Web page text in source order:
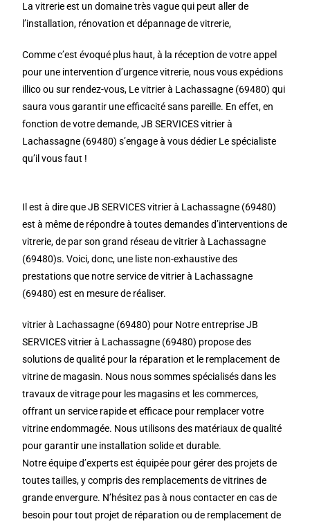
La vitrerie est un domaine très vague qui peut aller de
l’installation, rénovation et dépannage de vitrerie,
Comme c’est évoqué plus haut, à la réception de votre appel
pour une intervention d’urgence vitrerie, nous vous expédions
illico ou sur rendez-vous, Le vitrier à Lachassagne (69480) qui
saura vous garantir une efficacité sans pareille. En effet, en
fonction de votre demande, JB SERVICES vitrier à
Lachassagne (69480) s’engage à vous dédier Le spécialiste
qu’il vous faut !
Il est à dire que JB SERVICES vitrier à Lachassagne (69480)
est à même de répondre à toutes demandes d’interventions de
vitrerie, de par son grand réseau de vitrier à Lachassagne
(69480)s. Voici, donc, une liste non-exhaustive des
prestations que notre service de vitrier à Lachassagne
(69480) est en mesure de réaliser.
vitrier à Lachassagne (69480) pour Notre entreprise JB
SERVICES vitrier à Lachassagne (69480) propose des
solutions de qualité pour la réparation et le remplacement de
vitrine de magasin. Nous nous sommes spécialisés dans les
travaux de vitrage pour les magasins et les commerces,
offrant un service rapide et efficace pour remplacer votre
vitrine endommagée. Nous utilisons des matériaux de qualité
pour garantir une installation solide et durable.
Notre équipe d’experts est équipée pour gérer des projets de
toutes tailles, y compris des remplacements de vitrines de
grande envergure. N’hésitez pas à nous contacter en cas de
besoin pour tout projet de réparation ou de remplacement de